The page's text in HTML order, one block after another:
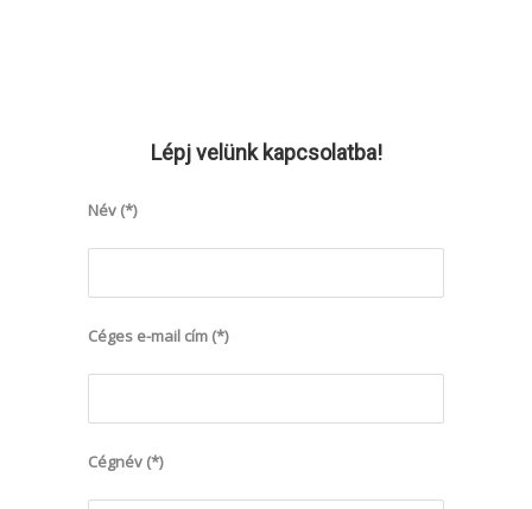
Lépj velünk kapcsolatba!
Név (*)
Céges e-mail cím (*)
Cégnév (*)